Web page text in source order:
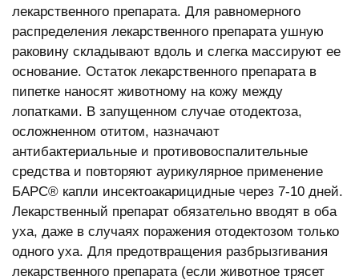
лекарственного препарата. Для равномерного
распределения лекарственного препарата ушную
раковину складывают вдоль и слегка массируют ее
основание. Остаток лекарственного препарата в
пипетке наносят животному на кожу между
лопатками. В запущенном случае отодектоза,
осложненном отитом, назначают
антибактериальные и противовоспалительные
средства и повторяют аурикулярное применение
БАРС® капли инсектоакарицидные через 7-10 дней.
Лекарственный препарат обязательно вводят в оба
уха, даже в случаях поражения отодектозом только
одного уха. Для предотвращения разбрызгивания
лекарственного препарата (если животное трясет